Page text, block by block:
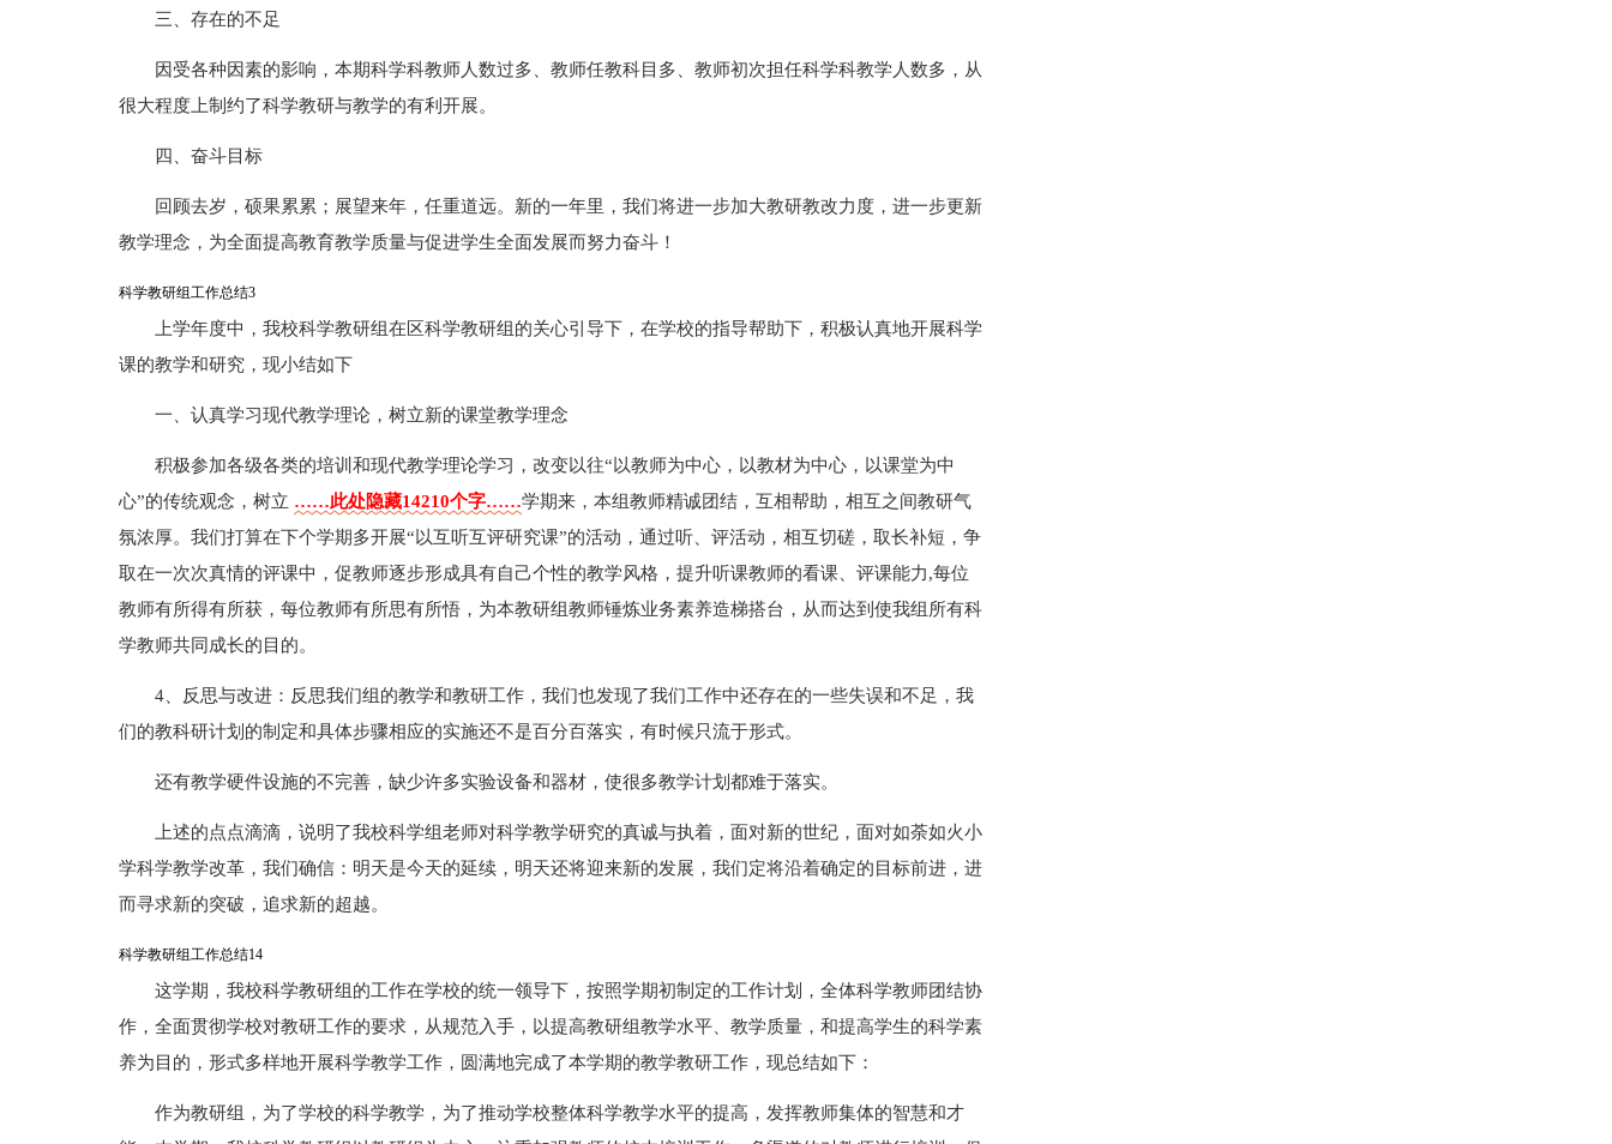
三、存在的不足
因受各种因素的影响，本期科学科教师人数过多、教师任教科目多、教师初次担任科学科教学人数多，从
很大程度上制约了科学教研与教学的有利开展。
四、奋斗目标
回顾去岁，硕果累累；展望来年，任重道远。新的一年里，我们将进一步加大教研教改力度，进一步更新
教学理念，为全面提高教育教学质量与促进学生全面发展而努力奋斗！
科学教研组工作总结3
上学年度中，我校科学教研组在区科学教研组的关心引导下，在学校的指导帮助下，积极认真地开展科学
课的教学和研究，现小结如下
一、认真学习现代教学理论，树立新的课堂教学理念
积极参加各级各类的培训和现代教学理论学习，改变以往“以教师为中心，以教材为中心，以课堂为中
心”的传统观念，树立 ……此处隐藏14210个字……学期来，本组教师精诚团结，互相帮助，相互之间教研气
氛浓厚。我们打算在下个学期多开展“以互听互评研究课”的活动，通过听、评活动，相互切磋，取长补短，争
取在一次次真情的评课中，促教师逐步形成具有自己个性的教学风格，提升听课教师的看课、评课能力,每位
教师有所得有所获，每位教师有所思有所悟，为本教研组教师锤炼业务素养造梯搭台，从而达到使我组所有科
学教师共同成长的目的。
4、反思与改进：反思我们组的教学和教研工作，我们也发现了我们工作中还存在的一些失误和不足，我
们的教科研计划的制定和具体步骤相应的实施还不是百分百落实，有时候只流于形式。
还有教学硬件设施的不完善，缺少许多实验设备和器材，使很多教学计划都难于落实。
上述的点点滴滴，说明了我校科学组老师对科学教学研究的真诚与执着，面对新的世纪，面对如荼如火小
学科学教学改革，我们确信：明天是今天的延续，明天还将迎来新的发展，我们定将沿着确定的目标前进，进
而寻求新的突破，追求新的超越。
科学教研组工作总结14
这学期，我校科学教研组的工作在学校的统一领导下，按照学期初制定的工作计划，全体科学教师团结协
作，全面贯彻学校对教研工作的要求，从规范入手，以提高教研组教学水平、教学质量，和提高学生的科学素
养为目的，形式多样地开展科学教学工作，圆满地完成了本学期的教学教研工作，现总结如下：
作为教研组，为了学校的科学教学，为了推动学校整体科学教学水平的提高，发挥教师集体的智慧和才